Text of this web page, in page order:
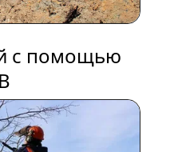
с помощью